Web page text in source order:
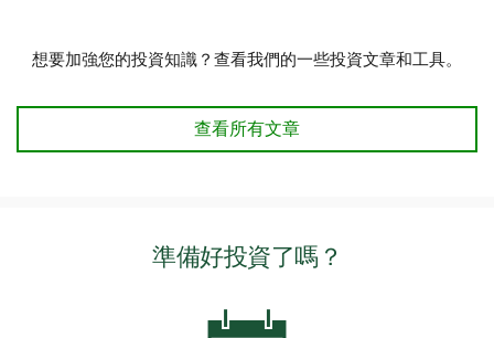
想要加強您的投資知識？查看我們的一些投資文章和工具。
查看所有文章
準備好投資了嗎？